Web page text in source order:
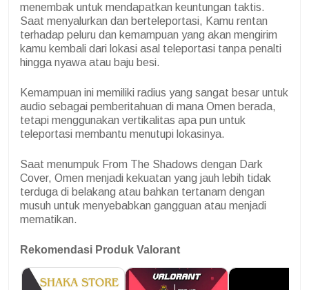
menembak untuk mendapatkan keuntungan taktis.
Saat menyalurkan dan berteleportasi, Kamu rentan
terhadap peluru dan kemampuan yang akan mengirim
kamu kembali dari lokasi asal teleportasi tanpa penalti
hingga nyawa atau baju besi.
Kemampuan ini memiliki radius yang sangat besar untuk
audio sebagai pemberitahuan di mana Omen berada,
tetapi menggunakan vertikalitas apa pun untuk
teleportasi membantu menutupi lokasinya.
Saat menumpuk From The Shadows dengan Dark
Cover, Omen menjadi kekuatan yang jauh lebih tidak
terduga di belakang atau bahkan tertanam dengan
musuh untuk menyebabkan gangguan atau menjadi
mematikan.
Rekomendasi Produk Valorant